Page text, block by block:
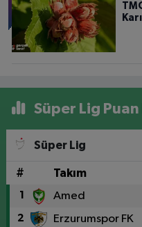
Süper Lig
Süper Lig
# Takım
1 Amed
2 Erzurumspor FK